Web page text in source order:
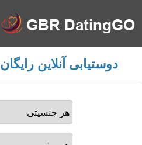
دوستیابی آنلاین رایگان Fair Oak، بریتانیا